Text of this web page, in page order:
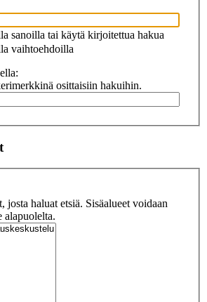
sanoilla tai käytä kirjoitettua hakua
vaihtoehdoilla
osittaisiin hakuihin.
josta haluat etsiä. Sisäalueet voidaan
alapuolelta.